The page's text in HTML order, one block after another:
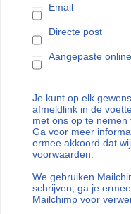
Email
Directe post
Aangepaste
Je kunt op elk
afmeldlink in de
met ons op te
Ga voor meer
ermee akkoord dat
voorwaarden.
We gebruiken
schrijven, ga je
Mailchimp voor